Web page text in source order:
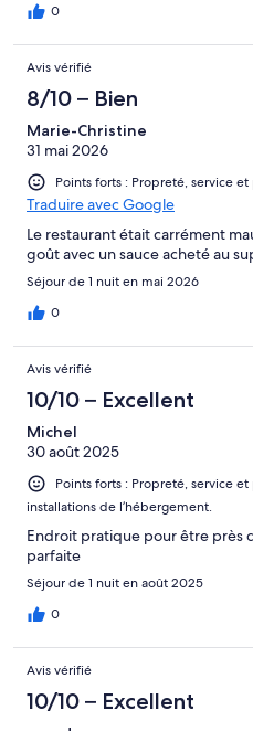
0
Avis vérifié
8/10 – Bien
Marie-Christine
31 mai 2026
Points forts : Propreté, service
Traduire avec Google
Le restaurant était carrément
goût avec un sauce acheté au
Séjour de 1 nuit en mai 2026
0
Avis vérifié
10/10 – Excellent
Michel
30 août 2025
Points forts : Propreté, service
installations de l’hébergement.
Endroit pratique pour être près
parfaite
Séjour de 1 nuit en août 2025
0
Avis vérifié
10/10 – Excellent